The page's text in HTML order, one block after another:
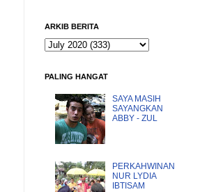
ARKIB BERITA
PALING HANGAT
SAYA MASIH
SAYANGKAN
ABBY - ZUL
PERKAHWINAN
NUR LYDIA
IBTISAM